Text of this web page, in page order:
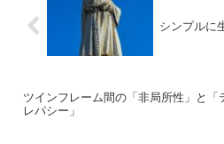
シンプルに
ツインフレーム間の「非局所性」と「
レパシー」